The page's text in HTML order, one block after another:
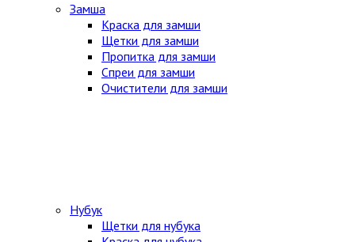
Замша
Краска для замши
Щетки для замши
Пропитка для замши
Спреи для замши
Очистители для замши
Нубук
Щетки для нубука